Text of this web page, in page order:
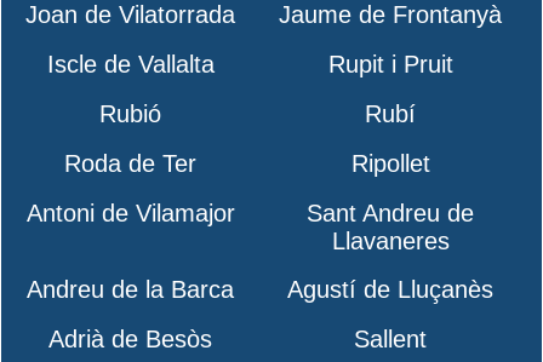
Joan de Vilatorrada
Jaume de Frontanyà
Iscle de Vallalta
Rupit i Pruit
Rubió
Rubí
Roda de Ter
Ripollet
Antoni de Vilamajor
Sant Andreu de
Llavaneres
Andreu de la Barca
Agustí de Lluçanès
Adrià de Besòs
Sallent